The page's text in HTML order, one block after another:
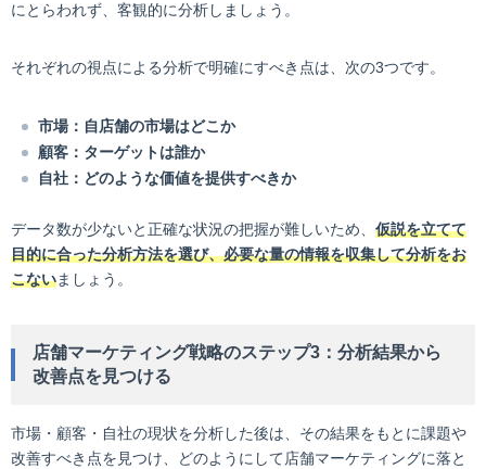
にとらわれず、客観的に分析しましょう。
それぞれの視点による分析で明確にすべき点は、次の3つです。
市場：自店舗の市場はどこか
顧客：ターゲットは誰か
自社：どのような価値を提供すべきか
データ数が少ないと正確な状況の把握が難しいため、 仮説を立てて
目的に合った分析方法を選び、必要な量の情報を収集して分析をお
こないましょう。
店舗マーケティング戦略のステップ3：分析結果から
改善点を見つける
市場・顧客・自社の現状を分析した後は、その結果をもとに課題や
改善すべき点を見つけ、どのようにして店舗マーケティングに落と